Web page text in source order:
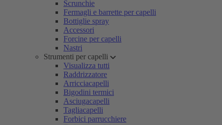
Scrunchie
Fermagli e barrette per capelli
Bottiglie spray
Accessori
Forcine per capelli
Nastri
Strumenti per capelli
Visualizza tutti
Raddrizzatore
Arricciacapelli
Bigodini termici
Asciugacapelli
Tagliacapelli
Forbici parrucchiere